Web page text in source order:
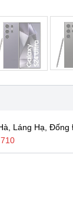
Láng Hạ, Đống